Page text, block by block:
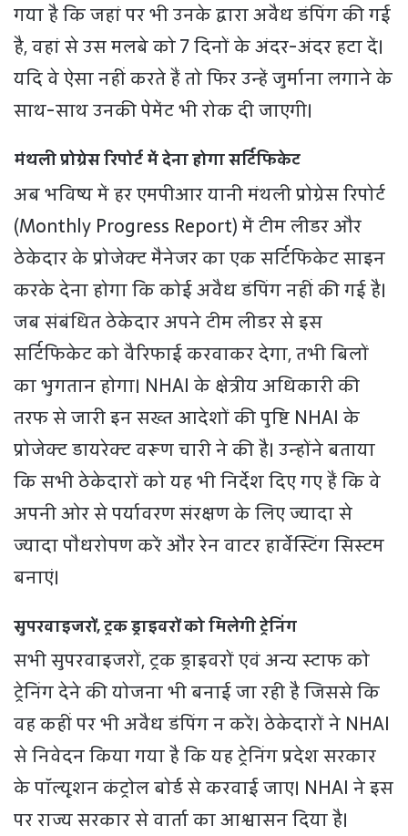
गया है कि जहां पर भी उनके द्वारा अवैध डंपिंग की गई
है, वहां से उस मलबे को 7 दिनों के अंदर-अंदर हटा दें।
यदि वे ऐसा नहीं करते हैं तो फिर उन्हें जुर्माना लगाने के
साथ-साथ उनकी पेमेंट भी रोक दी जाएगी।
मंथली प्रोग्रेस रिपोर्ट में देना होगा सर्टिफिकेट
अब भविष्य में हर एमपीआर यानी मंथली प्रोग्रेस रिपोर्ट
(Monthly Progress Report) में टीम लीडर और
ठेकेदार के प्रोजेक्ट मैनेजर का एक सर्टिफिकेट साइन
करके देना होगा कि कोई अवैध डंपिंग नहीं की गई है।
जब संबंधित ठेकेदार अपने टीम लीडर से इस
सर्टिफिकेट को वैरिफाई करवाकर देगा, तभी बिलों
का भुगतान होगा। NHAI के क्षेत्रीय अधिकारी की
तरफ से जारी इन सख्त आदेशों की पुष्टि NHAI के
प्रोजेक्ट डायरेक्ट वरूण चारी ने की है। उन्होंने बताया
कि सभी ठेकेदारों को यह भी निर्देश दिए गए हैं कि वे
अपनी ओर से पर्यावरण संरक्षण के लिए ज्यादा से
ज्यादा पौधरोपण करें और रेन वाटर हार्वेस्टिंग सिस्टम
बनाएं।
सुपरवाइजरों, ट्रक ड्राइवरों को मिलेगी ट्रेनिंग
सभी सुपरवाइजरों, ट्रक ड्राइवरों एवं अन्य स्टाफ को
ट्रेनिंग देने की योजना भी बनाई जा रही है जिससे कि
वह कहीं पर भी अवैध डंपिंग न करें। ठेकेदारों ने NHAI
से निवेदन किया गया है कि यह ट्रेनिंग प्रदेश सरकार
के पॉल्यूशन कंट्रोल बोर्ड से करवाई जाए। NHAI ने इस
पर राज्य सरकार से वार्ता का आश्वासन दिया है।